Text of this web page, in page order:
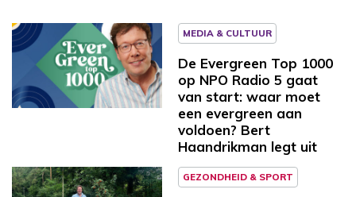
MEDIA & CULTUUR
De Evergreen Top 1000
op NPO Radio 5 gaat
van start: waar moet
een evergreen aan
voldoen? Bert
Haandrikman legt uit
GEZONDHEID & SPORT